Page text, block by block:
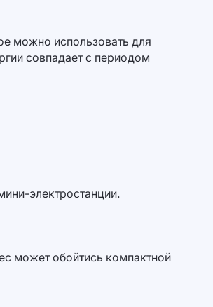
можно использовать для
совпадает с периодом
электростанции.
может обойтись компактной